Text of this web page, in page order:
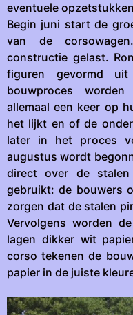
eventuele
Begin juni start de
van de
constructie gelast.
figuren gevormd
bouwproces
allemaal een keer op
het lijkt en of de
later in het proces
augustus wordt
direct over de
gebruikt: de bouwers
zorgen dat de stalen
Vervolgens worden
lagen dikker wit
corso tekenen de
papier in de juiste